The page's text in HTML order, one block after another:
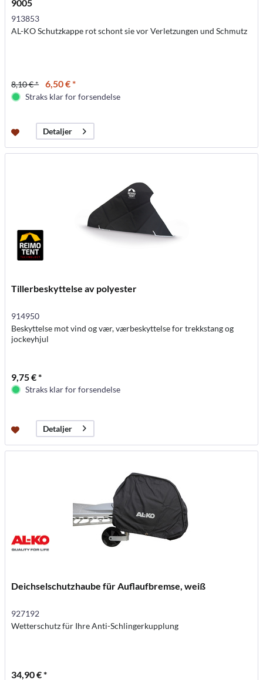
9005
913853
AL-KO Schutzkappe rot schont sie vor Verletzungen und Schmutz
8,10 € * 6,50 € *
Straks klar for forsendelse
Detaljer
Tillerbeskyttelse av polyester
914950
Beskyttelse mot vind og vær, værbeskyttelse for trekkstang og
jockeyhjul
9,75 € *
Straks klar for forsendelse
Detaljer
Deichselschutzhaube für Auflaufbremse, weiß
927192
Wetterschutz für Ihre Anti-Schlingerkupplung
34,90 € *